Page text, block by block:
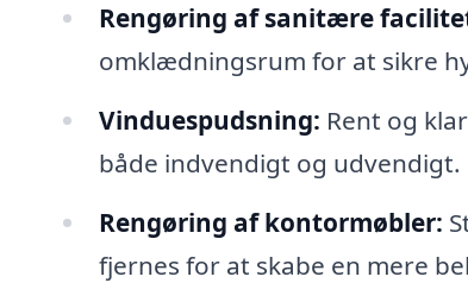
Rengøring af sanitære
omklædningsrum for at sikre
Vinduespudsning: Rent og
både indvendigt og udvendigt.
Rengøring af kontormøbler:
fjernes for at skabe en mere